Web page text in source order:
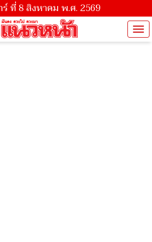
ร์ ที่ 8 สิงหาคม พ.ศ. 2569